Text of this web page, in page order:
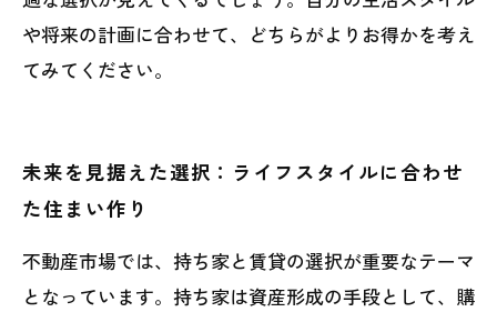
や将来の計画に合わせて、どちらがよりお得かを考え
てみてください。
未来を見据えた選択：ライフスタイルに合わせ
た住まい作り
不動産市場では、持ち家と賃貸の選択が重要なテーマ
となっています。持ち家は資産形成の手段として、購